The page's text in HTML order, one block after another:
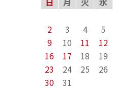
2
3 4 5
9
10 11 12
16
17 18 19
23
24 25 26
30
31